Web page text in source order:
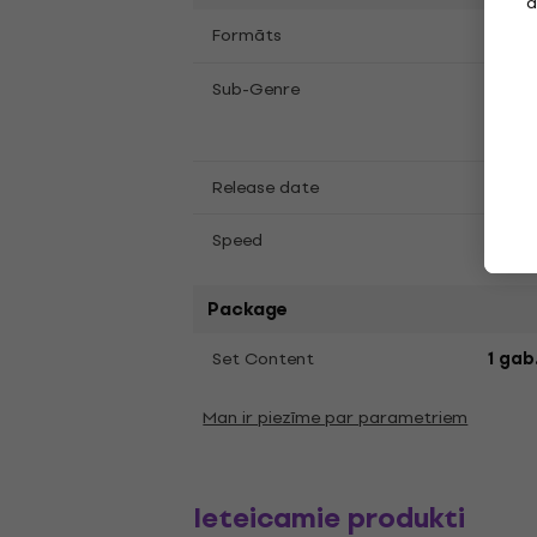
Formāts
Sub-Genre
Release date
Speed
Package
Set Content 1 gab.
Man ir piezīme par parametriem
Ieteicamie produkti